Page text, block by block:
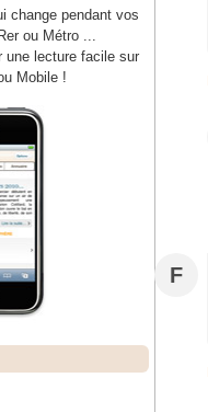
change pendant vos
ou Métro ...
une lecture facile sur
Mobile !
F